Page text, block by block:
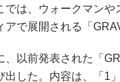
では、ウォークマン
アで展開される「
以前発表された「
出した。内容は、「1